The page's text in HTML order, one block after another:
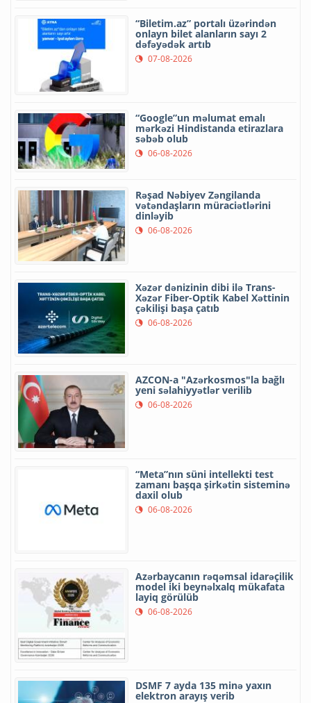
“Biletim.az” portalı üzərindən
onlayn bilet alanların sayı 2
dəfəyədək artıb
07-08-2026
“Google”un məlumat emalı
mərkəzi Hindistanda etirazlara
səbəb olub
06-08-2026
Rəşad Nəbiyev Zəngilanda
vətəndaşların müraciətlərini
dinləyib
06-08-2026
Xəzər dənizinin dibi ilə Trans-
Xəzər Fiber-Optik Kabel Xəttinin
çəkilişi başa çatıb
06-08-2026
AZCON-a "Azərkosmos"la bağlı
yeni səlahiyyətlər verilib
06-08-2026
“Meta”nın süni intellekti test
zamanı başqa şirkətin sisteminə
daxil olub
06-08-2026
Azərbaycanın rəqəmsal idarəçilik
model iki beynəlxalq mükafata
layiq görülüb
06-08-2026
DSMF 7 ayda 135 minə yaxın
elektron arayış verib